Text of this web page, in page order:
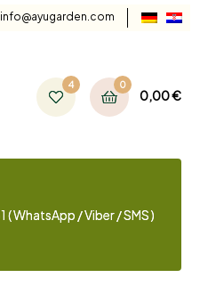
info@ayugarden.com
4 0
0,00€
( WhatsApp / Viber / SMS )